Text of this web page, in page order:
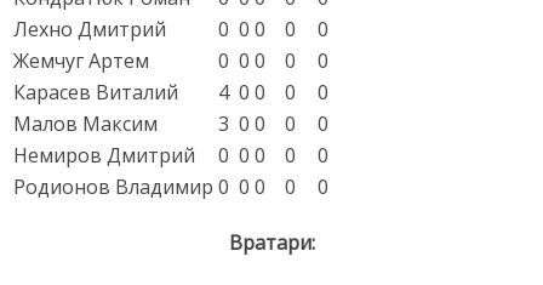
Лехно Дмитрий
0 0 0 0
0
Жемчуг Артем
0 0 0 0
0
Карасев Виталий
4 0 0 0
0
Малов Максим
3 0 0 0
0
Немиров Дмитрий
0 0 0 0
0
Родионов Владимир 0 0 0 0 0
Вратари: